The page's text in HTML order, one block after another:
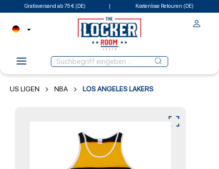
Gratisversand ab 75 € (DE) Kostenlose Retouren (DE)
US LIGEN NBA LOS ANGELES LAKERS